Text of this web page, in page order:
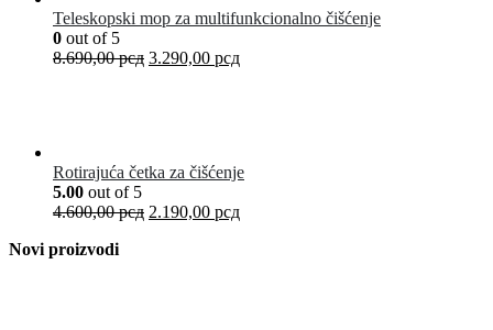
Teleskopski mop za multifunkcionalno čišćenje
0 out of 5
8.690,00рсд 3.290,00 рсд
Rotirajuća četka za čišćenje
5.00 out of 5
4.600,00рсд 2.190,00 рсд
Novi proizvodi